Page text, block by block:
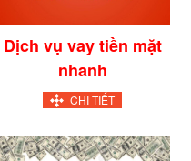
Dịch vụ vay tiền mặt
nhanh
CHI TIẾT